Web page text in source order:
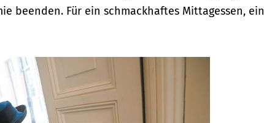
beenden. Für ein schmackhaftes Mittagessen, ein